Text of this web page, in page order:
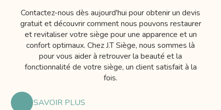
Contactez-nous dès aujourd'hui pour obtenir un devis
gratuit et découvrir comment nous pouvons restaurer
et revitaliser votre siège pour une apparence et un
confort optimaux. Chez J.T Siège, nous sommes là
pour vous aider à retrouver la beauté et la
fonctionnalité de votre siège, un client satisfait à la
fois.
EN SAVOIR PLUS